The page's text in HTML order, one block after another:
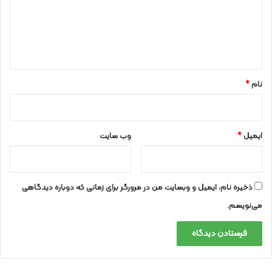
نام*
ایمیل* وب‌ سایت
ذخیره نام، ایمیل و وبسایت من در مرورگر برای زمانی که دوباره دیدگاهی
می‌نویسم.